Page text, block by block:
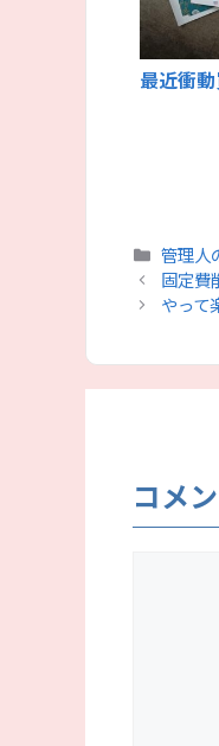
最近衝
カ
テ
ゴ
管理人
固定費
やって
コメ